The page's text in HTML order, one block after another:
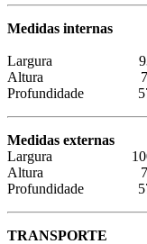
Largura 930
Altura 700
Profundidade
Medidas externas
Largura 1000
Altura 700
Profundidade
TRANSPORTE